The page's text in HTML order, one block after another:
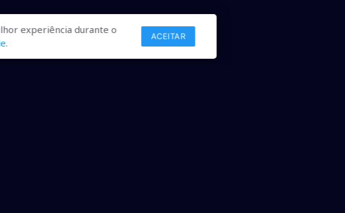
experiência durante o
.
ACEITAR